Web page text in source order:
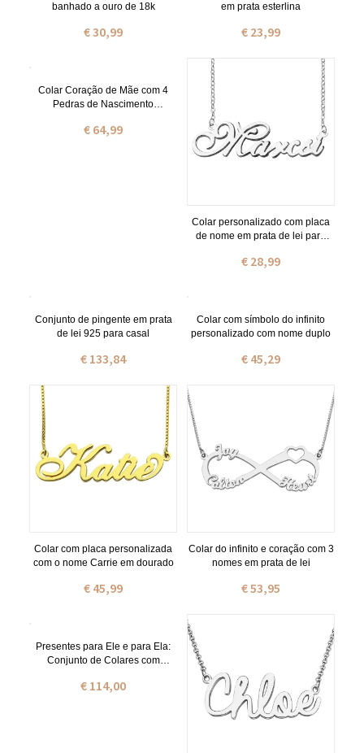
banhado a ouro de 18k
€ 30,99
em prata esterlina
€ 23,99
Colar Coração de Mãe com 4
Pedras de Nascimento
€ 64,99
Colar personalizado com placa
de nome em prata de lei para
€ 28,99
Conjunto de pingente em prata
de lei 925 para casal
€ 133,84
Colar com símbolo do infinito
personalizado com nome duplo
€ 45,29
Colar com placa personalizada
com o nome Carrie em dourado
€ 45,99
Colar do infinito e coração com 3
nomes em prata de lei
€ 53,95
Presentes para Ele e para Ela:
Conjunto de Colares com
Nascimento Yin Yang e Nomes
€ 114,00